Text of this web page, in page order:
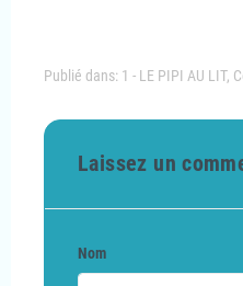
Publié dans: 1 - LE PIPI AU LIT,
Laissez un
Nom